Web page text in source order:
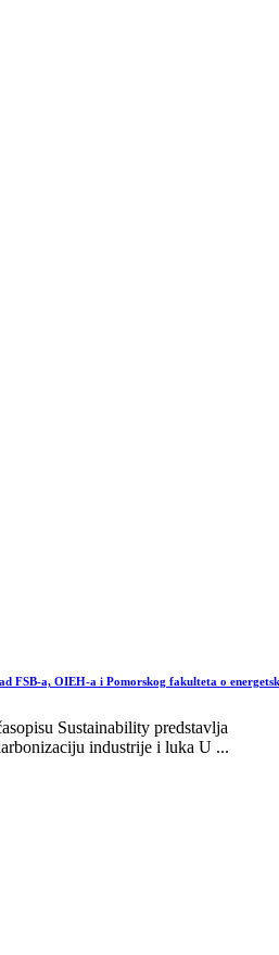
FSB-a, OIEH-a i Pomorskog fakulteta o
Sustainability predstavlja
industrije i luka U ...